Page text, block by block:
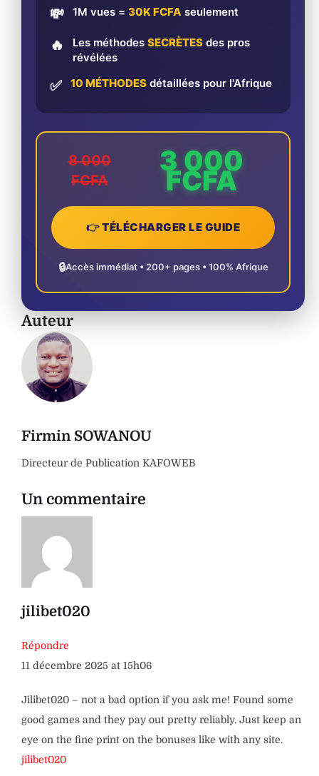
💸 1M vues = 30K FCFA seulement
🔥 Les méthodes SECRÈTES des pros
révélées
✅ 10 MÉTHODES détaillées pour l'Afrique
8 000
FCFA
3 000
FCFA
👉 TÉLÉCHARGER LE GUIDE
🔒Accès immédiat • 200+ pages • 100% Afrique
Auteur
Firmin SOWANOU
Directeur de Publication KAFOWEB
Un commentaire
jilibet020
Répondre
11 décembre 2025 at 15h06
Jilibet020 – not a bad option if you ask me! Found some
good games and they pay out pretty reliably. Just keep an
eye on the fine print on the bonuses like with any site.
jilibet020